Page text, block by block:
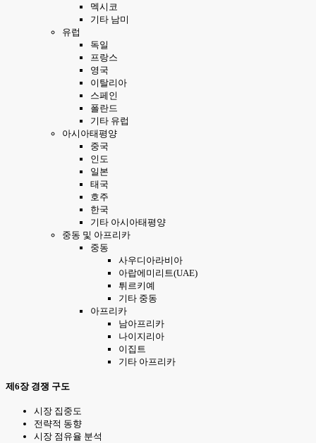
멕시코
기타 남미
유럽
독일
프랑스
영국
이탈리아
스페인
폴란드
기타 유럽
아시아태평양
중국
인도
일본
태국
호주
한국
기타 아시아태평양
중동 및 아프리카
중동
사우디아라비아
아랍에미리트(UAE)
튀르키예
기타 중동
아프리카
남아프리카
나이지리아
이집트
기타 아프리카
제6장 경쟁 구도
시장 집중도
전략적 동향
시장 점유율 분석